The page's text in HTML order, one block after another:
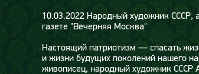
10.03.2022 Народный художник CССР,
газете "Вечерняя Москва"
Настоящий патриотизм — спасать
и жизни будущих поколений нашего
живописец, народный художник СССР